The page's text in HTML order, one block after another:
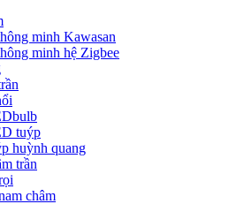
minh Kawasan
minh hệ Zigbee
tuýp
huỳnh quang
trần
châm